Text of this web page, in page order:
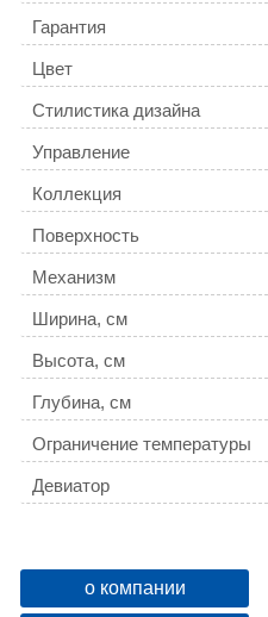
Гарантия
Цвет
Стилистика дизайна
Управление
Коллекция
Поверхность
Механизм
Ширина, см
Высота, см
Глубина, см
Ограничение температуры
Девиатор
Дополнительные функции
о компании